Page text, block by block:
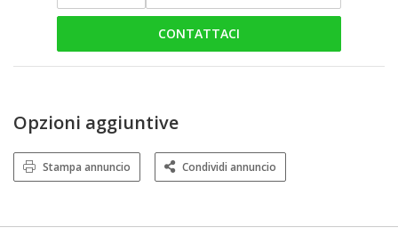
CONTATTACI
Opzioni aggiuntive
Stampa annuncio Condividi annuncio